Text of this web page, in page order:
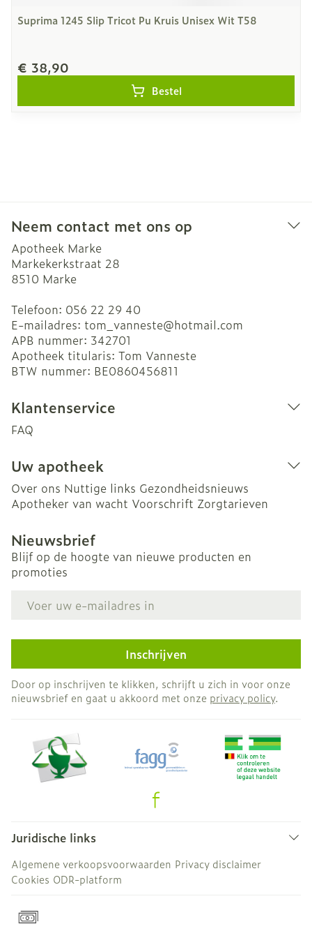
Suprima 1245 Slip Tricot Pu Kruis Unisex Wit T58
€ 38,90
Bestel
Neem contact met ons op
Apotheek Marke
Markekerkstraat 28
8510 Marke
Telefoon: 056 22 29 40
E-mailadres: tom_vanneste@hotmail.com
APB nummer: 342701
Apotheek titularis: Tom Vanneste
BTW nummer: BE0860456811
Klantenservice
FAQ
Uw apotheek
Over ons Nuttige links Gezondheidsnieuws
Apotheker van wacht Voorschrift Zorgtarieven
Nieuwsbrief
Blijf op de hoogte van nieuwe producten en
promoties
Inschrijven
Door op inschrijven te klikken, schrijft u zich in voor onze
nieuwsbrief en gaat u akkoord met onze privacy policy.
Juridische links
Algemene verkoopsvoorwaarden Privacy disclaimer
Cookies ODR-platform